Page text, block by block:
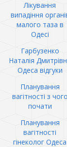
Лікування
випадіння
малого таза в
Одесі
Гарбузенко
Наталія
Одеса відгуки
Планування
вагітності з чого
почати
Планування
вагітності
гінеколог Одеса